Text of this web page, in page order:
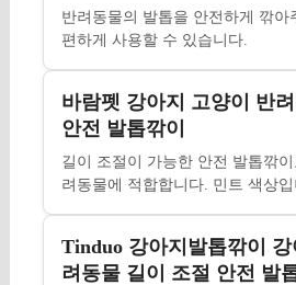
반려동물의 발톱을 안전하게 깎아
편하게 사용할 수 있습니다.
바람펫 강아지 고양이 반
안전 발톱깎이
길이 조절이 가능한 안전 발톱깎
려동물에 적합합니다. 민트 색상입
Tinduo 강아지발톱깎이
려동물 길이 조절 안전 발